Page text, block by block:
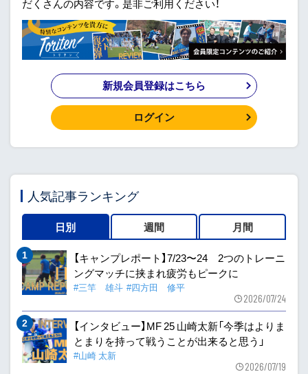
だくさんの内容です。是非ご利用ください！
新規会員登録はこちら
ログイン
人気記事ランキング
日別 週間 月間
【キャンプレポート】7/23〜24 2つのトレーニ
ングマッチに挟まれ疲労もピークに
#三竿 雄斗 #四方田 修平
2026/07/24
【インタビュー】MF 25 山崎太新「今季はよりま
とまりを持って戦うことが出来ると思う」
#山崎 太新
2026/07/19